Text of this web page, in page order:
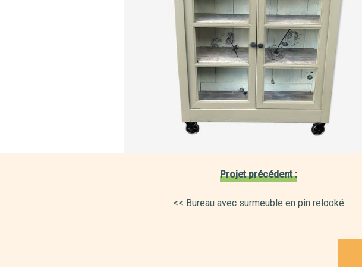
Projet précédent :
<< Bureau avec surmeuble en pin relooké